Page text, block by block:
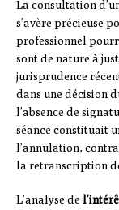
La consultation
s’avère précieuse
professionnel
sont de nature à
jurisprudence
dans une décision
l’absence de
séance constituait
l’annulation,
la retranscription
L’analyse de